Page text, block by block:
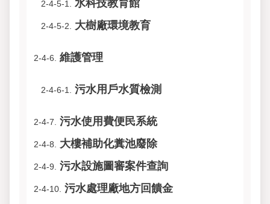
2-4-5-1. 水科技教育館
2-4-5-2. 大樹廠環境教育
2-4-6. 維護管理
2-4-6-1. 污水用戶水質檢測
2-4-7. 污水使用費便民系統
2-4-8. 大樓補助化糞池廢除
2-4-9. 污水設施圖審案件查詢
2-4-10. 污水處理廠地方回饋金